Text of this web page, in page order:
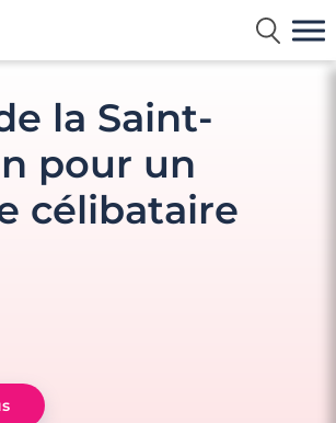
avec Meetic
la Saint-
pour un
célibataire